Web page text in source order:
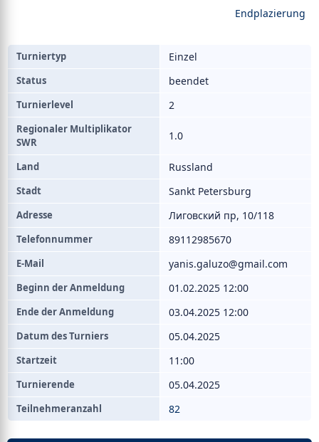
Endplazierung
Turniertyp Einzel
Status beendet
Turnierlevel 2
Regionaler Multiplikator
SWR
1.0
Land Russland
Stadt Sankt Petersburg
Adresse Лиговский пр, 10/118
Telefonnummer 89112985670
E-Mail yanis.galuzo@gmail.com
Beginn der Anmeldung 01.02.2025 12:00
Ende der Anmeldung 03.04.2025 12:00
Datum des Turniers 05.04.2025
Startzeit 11:00
Turnierende 05.04.2025
Teilnehmeranzahl 82